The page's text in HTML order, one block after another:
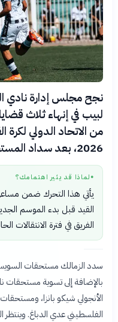
نجح مجلس إدارة نادي
لبيب في إنهاء ثلاث
2026، بعد سداد المستحقات المالية.
● لماذا قد يثير اهتمامك؟
يأتي هذا التحرك ضمن
القيد قبل بدء الموسم
الفريق في فترة الانتقالات
سدد الزمالك مستحقات
بالإضافة إلى تسوية مستحقات
الأنجولي شيكو بانزا،
الفلسطيني عدي الدباغ. وينتظر